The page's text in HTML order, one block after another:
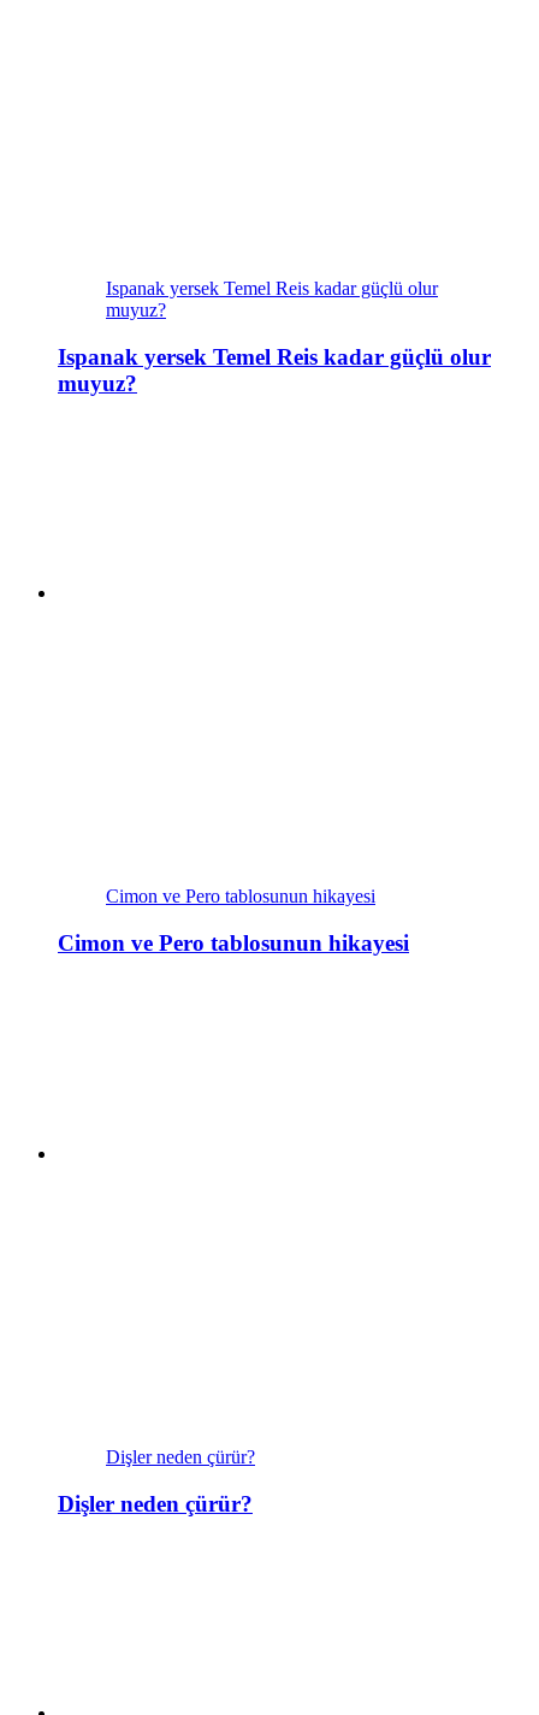
Ispanak yersek Temel Reis kadar güçlü olur
muyuz?
Ispanak yersek Temel Reis kadar güçlü olur
muyuz?
Cimon ve Pero tablosunun hikayesi
Cimon ve Pero tablosunun hikayesi
Dişler neden çürür?
Dişler neden çürür?